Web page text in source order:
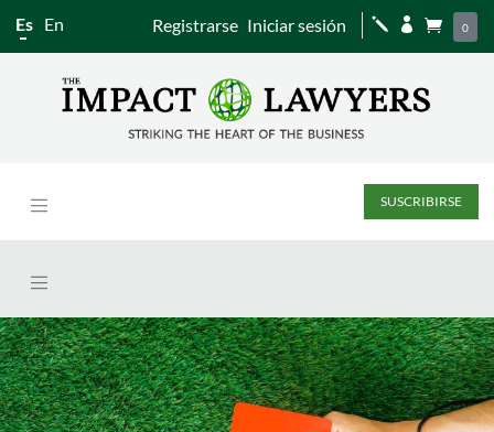
Es En Registrarse Iniciar sesión j   0
SUSCRIBIRSE